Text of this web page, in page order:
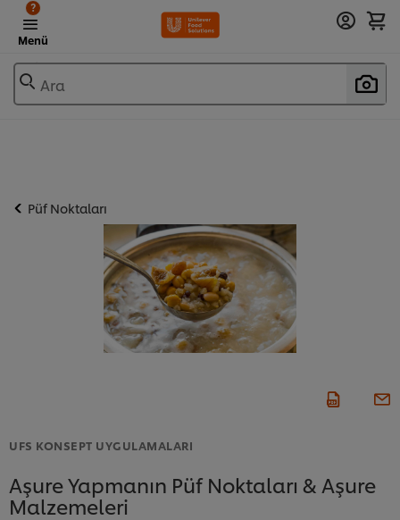
Menü
?
Ara
Püf Noktaları
UFS KONSEPT UYGULAMALARI
Aşure Yapmanın Püf Noktaları & Aşure
Malzemeleri